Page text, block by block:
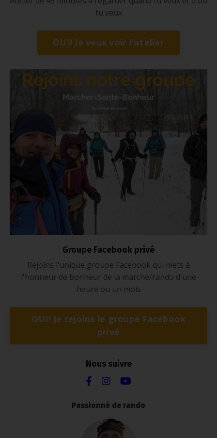
tu veux
OUI! Je veux voir l'atelier
Groupe Facebook privé
Rejoins l'unique groupe Facebook qui mets à
l'honneur de bonheur de la marche/rando d'une
heure ou un mois
OUI! Je rejoins le groupe Facebook
privé
Nous suivre
Passionné de rando